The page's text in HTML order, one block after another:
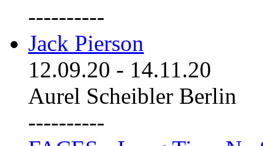
----------
Jack Pierson
12.09.20 - 14.11.20
Aurel Scheibler Berlin
----------